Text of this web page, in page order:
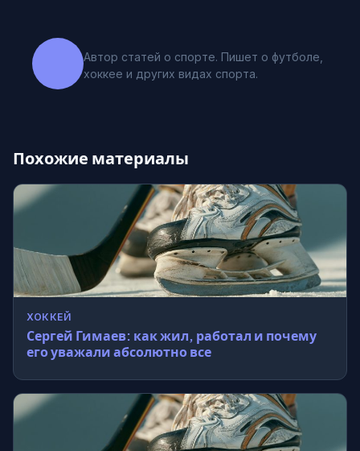
Автор статей о спорте. Пишет о футболе,
хоккее и других видах спорта.
Похожие материалы
ХОККЕЙ
Сергей Гимаев: как жил, работал и почему
его уважали абсолютно все